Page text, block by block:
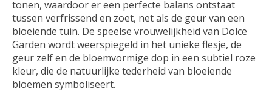
tonen, waardoor er een perfecte balans ontstaat
tussen verfrissend en zoet, net als de geur van een
bloeiende tuin. De speelse vrouwelijkheid van Dolce
Garden wordt weerspiegeld in het unieke flesje, de
geur zelf en de bloemvormige dop in een subtiel roze
kleur, die de natuurlijke tederheid van bloeiende
bloemen symboliseert.